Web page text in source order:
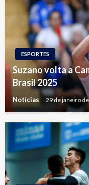
ESPORTES
Suzano volta a
Brasil 2025
Notícias 29 de janeiro